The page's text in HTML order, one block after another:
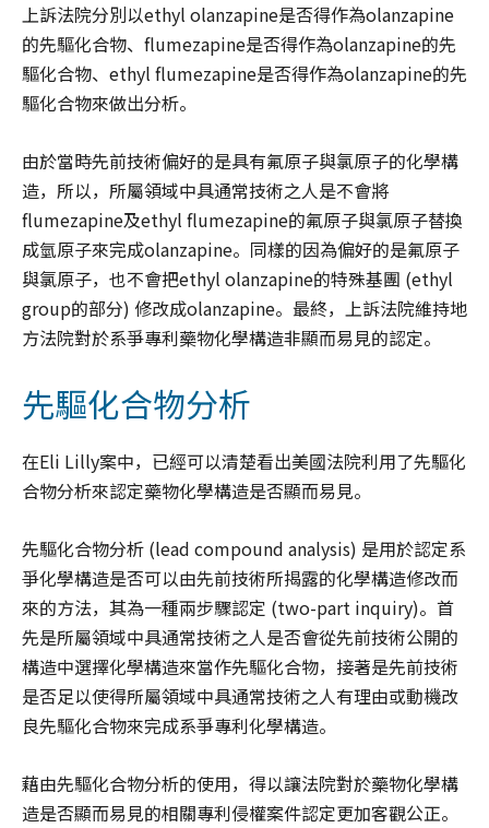
上訴法院分別以ethyl olanzapine是否得作為olanzapine
的先驅化合物、flumezapine是否得作為olanzapine的先
驅化合物、ethyl flumezapine是否得作為olanzapine的先
驅化合物來做出分析。
由於當時先前技術偏好的是具有氟原子與氯原子的化學構
造，所以，所屬領域中具通常技術之人是不會將
flumezapine及ethyl flumezapine的氟原子與氯原子替換
成氫原子來完成olanzapine。同樣的因為偏好的是氟原子
與氯原子，也不會把ethyl olanzapine的特殊基團 (ethyl
group的部分) 修改成olanzapine。最終，上訴法院維持地
方法院對於系爭專利藥物化學構造非顯而易見的認定。
先驅化合物分析
在Eli Lilly案中，已經可以清楚看出美國法院利用了先驅化
合物分析來認定藥物化學構造是否顯而易見。
先驅化合物分析 (lead compound analysis) 是用於認定系
爭化學構造是否可以由先前技術所揭露的化學構造修改而
來的方法，其為一種兩步驟認定 (two-part inquiry)。首
先是所屬領域中具通常技術之人是否會從先前技術公開的
構造中選擇化學構造來當作先驅化合物，接著是先前技術
是否足以使得所屬領域中具通常技術之人有理由或動機改
良先驅化合物來完成系爭專利化學構造。
藉由先驅化合物分析的使用，得以讓法院對於藥物化學構
造是否顯而易見的相關專利侵權案件認定更加客觀公正。